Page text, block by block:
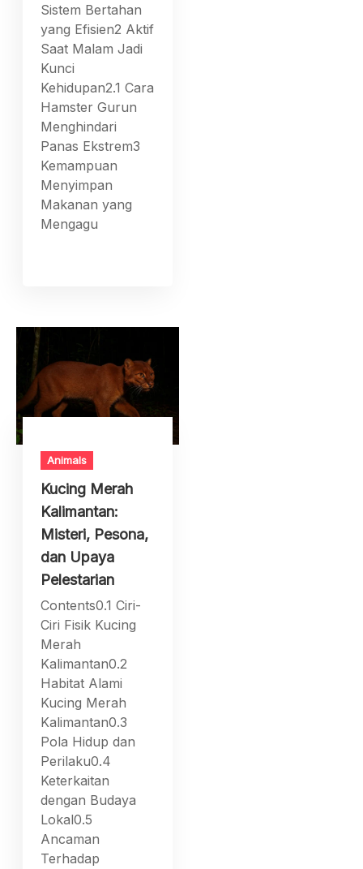
Sistem Bertahan
yang Efisien2 Aktif
Saat Malam Jadi
Kunci
Kehidupan2.1 Cara
Hamster Gurun
Menghindari
Panas Ekstrem3
Kemampuan
Menyimpan
Makanan yang
Mengagu
Animals
Kucing Merah
Kalimantan:
Misteri, Pesona,
dan Upaya
Pelestarian
Contents0.1 Ciri-
Ciri Fisik Kucing
Merah
Kalimantan0.2
Habitat Alami
Kucing Merah
Kalimantan0.3
Pola Hidup dan
Perilaku0.4
Keterkaitan
dengan Budaya
Lokal0.5
Ancaman
Terhadap